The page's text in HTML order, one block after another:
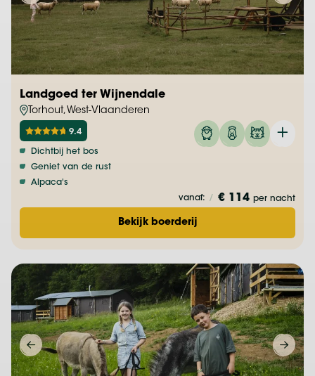
Landgoed ter Wijnendale
Torhout, West-Vlaanderen
9.4
Dichtbij het bos
Geniet van de rust
Alpaca's
vanaf: / € 114 per nacht
Bekijk boerderij